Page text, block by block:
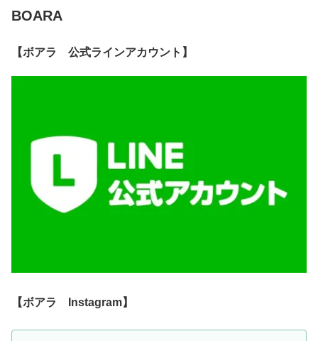
BOARA
【ボアラ 公式ラインアカウント】
【ボアラ Instagram】